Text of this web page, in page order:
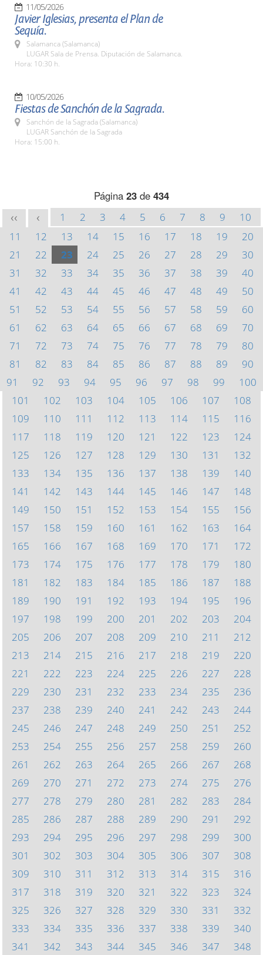
11/05/2026
Javier Iglesias, presenta el Plan de
Sequía.
Salamanca (Salamanca)
LUGAR Sala de Prensa. Diputación de Salamanca.
Hora: 10:30 h.
10/05/2026
Fiestas de Sanchón de la Sagrada.
Sanchón de la Sagrada (Salamanca)
LUGAR Sanchón de la Sagrada
Hora: 15:00 h.
Página 23 de 434
<< < 1 2 3 4 5 6 7 8 9
10
11
12 13 14 15 16 17 18 19
20
21
22 23 24 25 26 27 28 29
30
31
32 33 34 35 36 37 38 39
40
41
42 43 44 45 46 47 48 49
50
51
52 53 54 55 56 57 58 59
60
61
62 63 64 65 66 67 68 69
70
71
72 73 74 75 76 77 78 79
80
81
82 83 84 85 86 87 88 89
90
91
92 93 94 95 96 97 98 99
100
101
102 103 104 105 106 107
108
109
110 111 112 113 114 115
116
117
118 119 120 121 122 123
124
125
126 127 128 129 130 131
132
133
134 135 136 137 138 139
140
141
142 143 144 145 146 147
148
149
150 151 152 153 154 155
156
157
158 159 160 161 162 163
164
165
166 167 168 169 170 171
172
173
174 175 176 177 178 179
180
181
182 183 184 185 186 187
188
189
190 191 192 193 194 195
196
197
198 199 200 201 202 203
204
205
206 207 208 209 210 211
212
213
214 215 216 217 218 219
220
221
222 223 224 225 226 227
228
229
230 231 232 233 234 235
236
237
238 239 240 241 242 243
244
245
246 247 248 249 250 251
252
253
254 255 256 257 258 259
260
261
262 263 264 265 266 267
268
269
270 271 272 273 274 275
276
277
278 279 280 281 282 283
284
285
286 287 288 289 290 291
292
293
294 295 296 297 298 299
300
301
302 303 304 305 306 307
308
309
310 311 312 313 314 315
316
317
318 319 320 321 322 323
324
325
326 327 328 329 330 331
332
333
334 335 336 337 338 339
340
341
342 343 344 345 346 347 348